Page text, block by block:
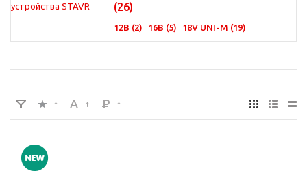
(26)
12В (2) 16В (5) 18V UNI-M (19)